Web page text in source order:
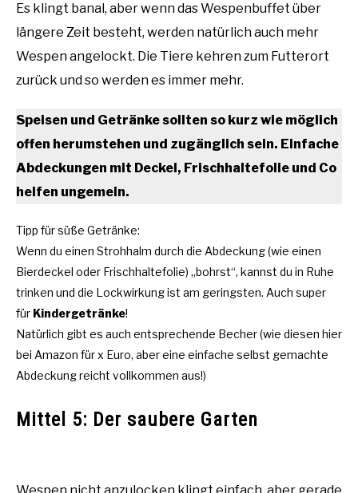
Es klingt banal, aber wenn das Wespenbuffet über
längere Zeit besteht, werden natürlich auch mehr
Wespen angelockt. Die Tiere kehren zum Futterort
zurück und so werden es immer mehr.
Speisen und Getränke sollten so kurz wie möglich
offen herumstehen und zugänglich sein. Einfache
Abdeckungen mit Deckel, Frischhaltefolie und Co
helfen ungemein.
Tipp für süße Getränke:
Wenn du einen Strohhalm durch die Abdeckung (wie einen
Bierdeckel oder Frischhaltefolie) „bohrst“, kannst du in Ruhe
trinken und die Lockwirkung ist am geringsten. Auch super
für Kindergetränke!
Natürlich gibt es auch entsprechende Becher (wie diesen hier
bei Amazon für x Euro, aber eine einfache selbst gemachte
Abdeckung reicht vollkommen aus!)
Mittel 5: Der saubere Garten